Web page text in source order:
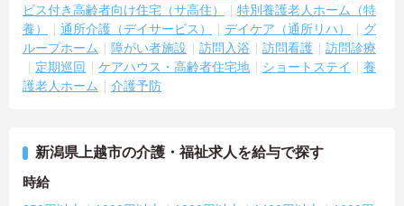
ビス付き高齢者向け住宅（サ高住）
特別養護老人ホーム（特
養）
通所介護（デイサービス） デイケア（通所リハ）
グ
ループホーム
障がい者施設 訪問入浴 訪問看護
訪問診療
定期巡回
ケアハウス・高齢者住宅地 ショートステイ
養
護老人ホーム
介護予防
新潟県上越市の介護・福祉求人を給与で探す
時給